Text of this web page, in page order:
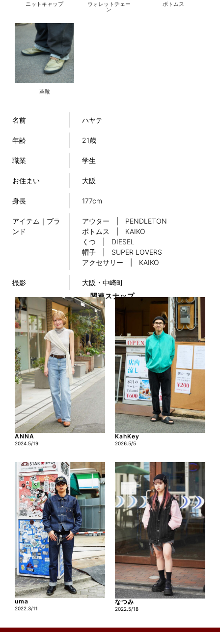
ニットキャップ ウォレットチェー
ン
ボトムス
革靴
名前 ハヤテ
年齢 21歳
職業 学生
お住まい 大阪
身長 177cm
アイテム｜ブラ
ンド
アウター | PENDLETON
ボトムス | KAIKO
くつ | DIESEL
帽子 | SUPER LOVERS
アクセサリー | KAIKO
撮影
大阪・中崎町
関連スナップ
ANNA
2024.5/19
KahKey
2026.5/5
uma
2022.3/11
なつみ
2022.5/18